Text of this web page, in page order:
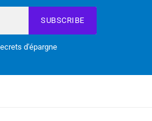
SUBSCRIBE
d'épargne